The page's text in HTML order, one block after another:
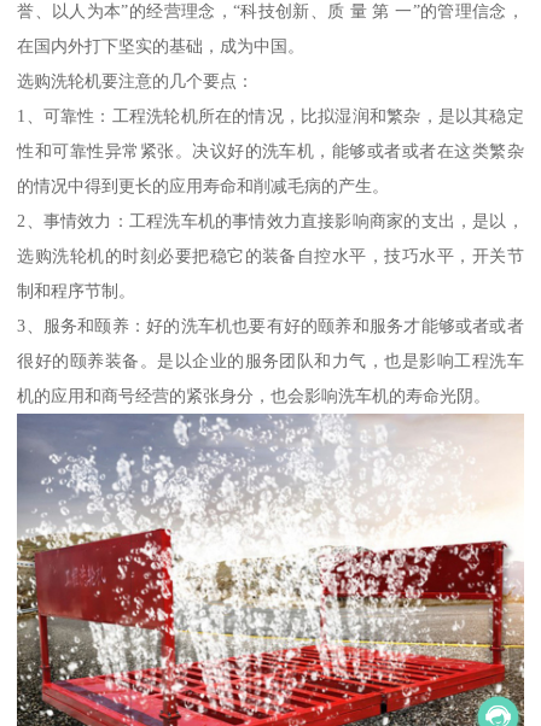
誉、以人为本”的经营理念，“科技创新、质 量 第 一”的管理信念，
在国内外打下坚实的基础，成为中国。
选购洗轮机要注意的几个要点：
1、可靠性：工程洗轮机所在的情况，比拟湿润和繁杂，是以其稳定
性和可靠性异常紧张。决议好的洗车机，能够或者或者在这类繁杂
的情况中得到更长的应用寿命和削减毛病的产生。
2、事情效力：工程洗车机的事情效力直接影响商家的支出，是以，
选购洗轮机的时刻必要把稳它的装备自控水平，技巧水平，开关节
制和程序节制。
3、服务和颐养：好的洗车机也要有好的颐养和服务才能够或者或者
很好的颐养装备。是以企业的服务团队和力气，也是影响工程洗车
机的应用和商号经营的紧张身分，也会影响洗车机的寿命光阴。